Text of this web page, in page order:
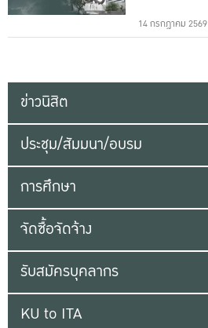
14 กรกฎาคม 2569
ข่าวนิสิต
ประชุม/สัมมนา/อบรม
การศึกษา
จัดซื้อจัดจ้าง
รับสมัครบุคลากร
KU to ITA